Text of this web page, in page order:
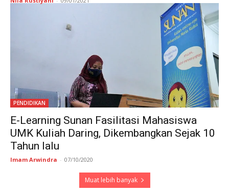
PENDIDIKAN
E-Learning Sunan Fasilitasi Mahasiswa
UMK Kuliah Daring, Dikembangkan Sejak 10
Tahun lalu
Imam Arwindra - 07/10/2020
Muat lebih banyak